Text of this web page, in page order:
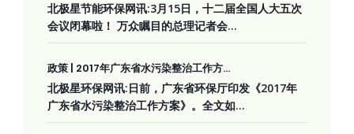
北极星节能环保网讯:3月15日，十二届全国人大五次
会议闭幕啦！ 万众瞩目的总理记者会...
政策 | 2017年广东省水污染整治工作方...
北极星环保网讯:日前，广东省环保厅印发《2017年
广东省水污染整治工作方案》。全文如...